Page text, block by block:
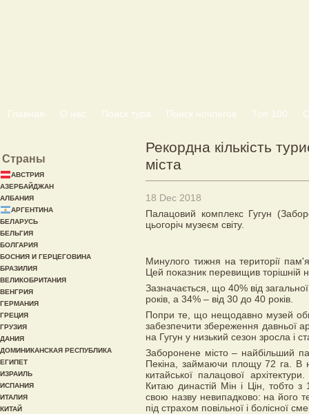
Главная О нас Поиск тура Поиск ночлегов Топ 100
Рекордна кількість
міста
18 Dec 2018
Палацовий комплекс Гугун
цьогоріч музеєм світу.
Минулого тижня на території
Цей показник перевищив торішній
Зазначається, що 40% від
років, а 34% – від 30 до 40 років.
Попри те, що нещодавно музей
забезпечити збереження давньої
на Гугун у низький сезон зросла і
Заборонене місто – найбільший
Пекіна, займаючи площу 72 га. В
китайської палацової
Китаю династій Мін і Цін, тобто
свою назву невипадково: на його
під страхом повільної і болісної
Страны
АВСТРИЯ
АЗЕРБАЙДЖАН
АЛБАНИЯ
АРГЕНТИНА
БЕЛАРУСЬ
БЕЛЬГИЯ
БОЛГАРИЯ
БОСНИЯ И ГЕРЦЕГОВИНА
БРАЗИЛИЯ
ВЕЛИКОБРИТАНИЯ
ВЕНГРИЯ
ГЕРМАНИЯ
ГРЕЦИЯ
ГРУЗИЯ
ДАНИЯ
ДОМИНИКАНСКАЯ РЕСПУБЛИКА
ЕГИПЕТ
ИЗРАИЛЬ
ИСПАНИЯ
ИТАЛИЯ
КИТАЙ